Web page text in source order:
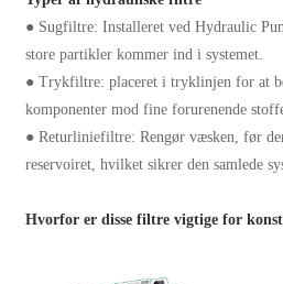
● Sugfiltre: Installeret ved Hydraulic
store partikler kommer ind i systemet.
● Trykfiltre: placeret i tryklinjen for at
komponenter mod fine forurenende
● Returliniefiltre: Rengør væsken, før
reservoiret, hvilket sikrer den samlede
Hvorfor er disse filtre vigtige for